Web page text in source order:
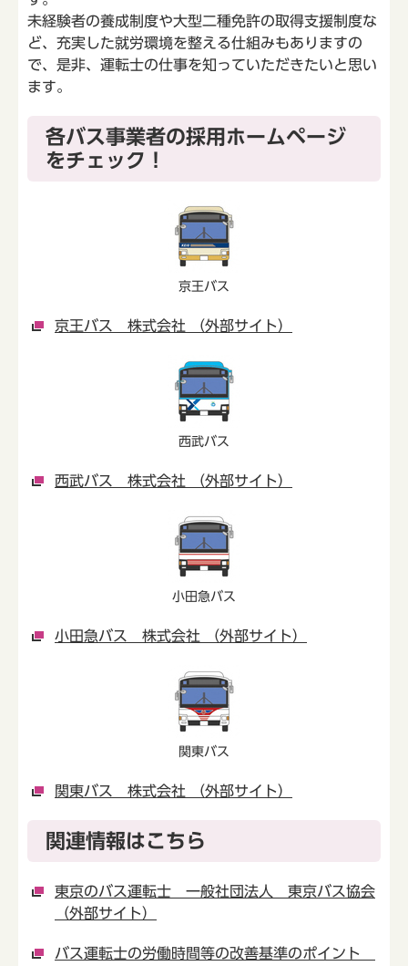
未経験者の養成制度や大型二種免許の取得支援制度な
ど、充実した就労環境を整える仕組みもありますの
で、是非、運転士の仕事を知っていただきたいと思い
ます。
各バス事業者の採用ホームページ
をチェック！
京王バス
京王バス 株式会社 （外部サイト）
西武バス
西武バス 株式会社 （外部サイト）
小田急バス
小田急バス 株式会社 （外部サイト）
関東バス
関東バス 株式会社 （外部サイト）
関連情報はこちら
東京のバス運転士 一般社団法人 東京バス協会
（外部サイト）
バス運転士の労働時間等の改善基準のポイント